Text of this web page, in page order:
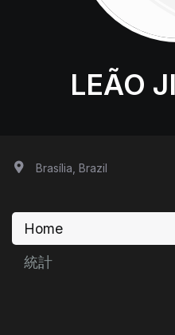
LEÃO
Brasília, Brazil
Home
統計